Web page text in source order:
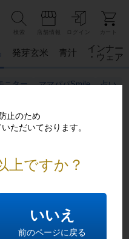
検索 ログイン カート
発芽玄米 青汁
インナー
・ウェア
ニター ママパパSmile 占い
ございません。
取扱っておりません。
止のため
ただいております。
上ですか？
いいえ
前のページに戻る